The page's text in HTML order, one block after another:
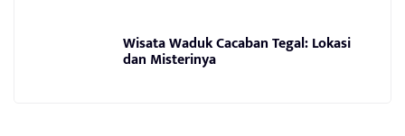
Wisata Waduk Cacaban Tegal: Lokasi
dan Misterinya